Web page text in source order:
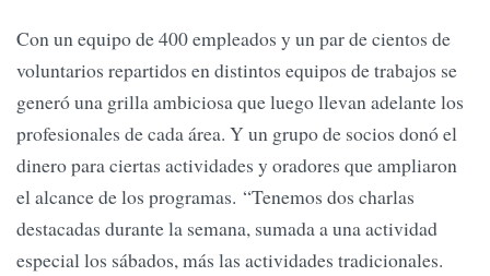
Con un equipo de 400 empleados y un par de cientos de
voluntarios repartidos en distintos equipos de trabajos se
generó una grilla ambiciosa que luego llevan adelante los
profesionales de cada área. Y un grupo de socios donó el
dinero para ciertas actividades y oradores que ampliaron
el alcance de los programas. “Tenemos dos charlas
destacadas durante la semana, sumada a una actividad
especial los sábados, más las actividades tradicionales.